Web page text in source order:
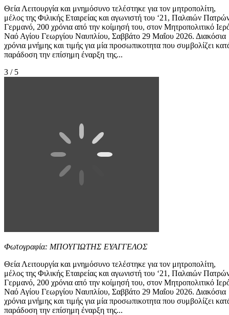
Θεία Λειτουργία και μνημόσυνο τελέστηκε για τον μητροπολίτη,
μέλος της Φιλικής Εταιρείας και αγωνιστή του ‘21, Παλαιών
Γερμανό, 200 χρόνια από την κοίμησή του, στον Μητροπολιτικό
Ναό Αγίου Γεωργίου Ναυπλίου, Σαββάτο 29 Μαΐου 2026. Διακόσια
χρόνια μνήμης και τιμής για μία προσωπικοτητα που συμβολίζει
παράδοση την επίσημη έναρξη της...
3 / 5
Φωτογραφία: ΜΠΟΥΓΙΩΤΗΣ ΕΥΑΓΓΕΛΟΣ
Θεία Λειτουργία και μνημόσυνο τελέστηκε για τον μητροπολίτη,
μέλος της Φιλικής Εταιρείας και αγωνιστή του ‘21, Παλαιών
Γερμανό, 200 χρόνια από την κοίμησή του, στον Μητροπολιτικό
Ναό Αγίου Γεωργίου Ναυπλίου, Σαββάτο 29 Μαΐου 2026. Διακόσια
χρόνια μνήμης και τιμής για μία προσωπικοτητα που συμβολίζει
παράδοση την επίσημη έναρξη της...